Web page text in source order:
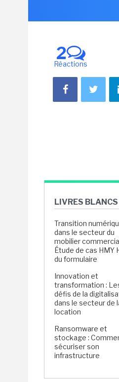
2
Réactions
LIVRES BLANCS
Transition
dans le secteur du
mobilier
Étude de cas HMY
du formulaire
Innovation et
transformation :
défis de la
dans le secteur de
location
Ransomware et
stockage :
sécuriser son
infrastructure